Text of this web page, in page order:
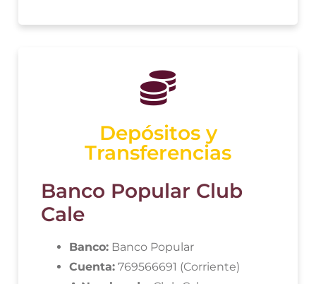
Depósitos y
Transferencias
Banco Popular Club
Cale
Banco: Banco Popular
Cuenta: 769566691 (Corriente)